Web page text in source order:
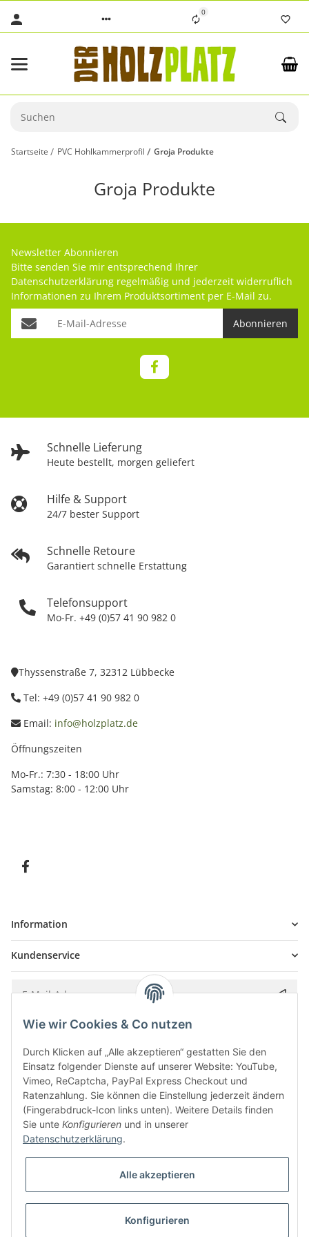
0
Startseite PVC Hohlkammerprofil Groja Produkte
Groja Produkte
Schnelle Lieferung
Heute bestellt, morgen geliefert
Hilfe & Support
24/7 bester Support
Schnelle Retoure
Garantiert schnelle Erstattung
Telefonsupport
Mo-Fr. +49 (0)57 41 90 982 0
Newsletter Abonnieren
Bitte senden Sie mir entsprechend Ihrer
Datenschutzerklärung regelmäßig und jederzeit widerruflich
Informationen zu Ihrem Produktsortiment per E-Mail zu.
Abonnieren
Thyssenstraße 7, 32312 Lübbecke
Tel: +49 (0)57 41 90 982 0
Email: info@holzplatz.de
Öffnungszeiten
Mo-Fr.: 7:30 - 18:00 Uhr
Samstag: 8:00 - 12:00 Uhr
Information
Kundenservice
Bitte senden Sie mir entsprechend IhrerDatenschutzerklärung
* Alle Preise inkl. gesetzlicher USt., zzgl.
Besucherzähler: 5841988
Wie wir Cookies & Co nutzen
Durch Klicken auf „Alle akzeptieren“ gestatten Sie den
Einsatz folgender Dienste auf unserer Website: YouTube,
Vimeo, ReCaptcha, PayPal Express Checkout und
Ratenzahlung. Sie können die Einstellung jederzeit ändern
(Fingerabdruck-Icon links unten). Weitere Details finden
Sie unte Konfigurieren und in unserer
Datenschutzerklärung.
Alle akzeptieren
Konfigurieren